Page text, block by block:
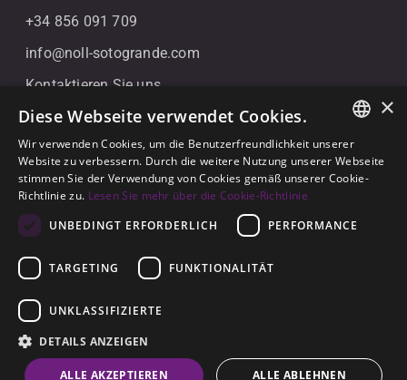
+34 856 091 709
info@noll-sotogrande.com
Kontaktieren Sie uns
Galerias Paniagua Local 43 Avenida de Paniagua, s/n
11310 Sotogrande, Cádiz
Rechtlicher Hinweis
Erbaut vonInmoba
ENGLISH
SPANISH
×
Diese Webseite verwendet Cookies.
Wir verwenden Cookies, um die Benutzerfreundlichkeit unserer
Website zu verbessern. Durch die weitere Nutzung unserer Webseite
stimmen Sie der Verwendung von Cookies gemäß unserer Cookie-
Richtlinie zu. Lesen Sie mehr über die Cookie-Richtlinie
UNBEDINGT ERFORDERLICH
PERFORMANCE
TARGETING FUNKTIONALITÄT
UNKLASSIFIZIERTE
DETAILS ANZEIGEN
ALLE AKZEPTIEREN ALLE ABLEHNEN